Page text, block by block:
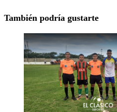
También podría gustarte